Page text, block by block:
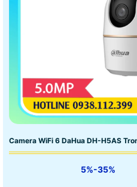
Camera WiFi 6 DaHua DH-H5AS
5%-35%